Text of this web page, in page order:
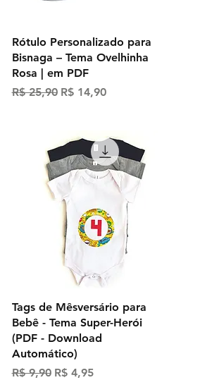
Visualização rápida
Rótulo Personalizado para
Bisnaga – Tema Ovelhinha
Rosa | em PDF
Preço normal
R$ 25,90 Preço promocional
R$ 14,90
Visualização rápida
Tags de Mêsversário para
Bebê - Tema Super-Herói
(PDF - Download
Automático)
Preço normal
R$ 9,90 Preço promocional
R$ 4,95